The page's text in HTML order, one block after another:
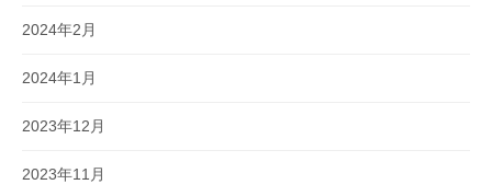
2024年2月
2024年1月
2023年12月
2023年11月